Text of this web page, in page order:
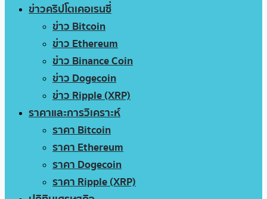
ข่าวคริปโตเคอเรนซี่
ข่าว Bitcoin
ข่าว Ethereum
ข่าว Binance Coin
ข่าว Dogecoin
ข่าว Ripple (XRP)
ราคาและการวิเคราะห์
ราคา Bitcoin
ราคา Ethereum
ราคา Dogecoin
ราคา Ripple (XRP)